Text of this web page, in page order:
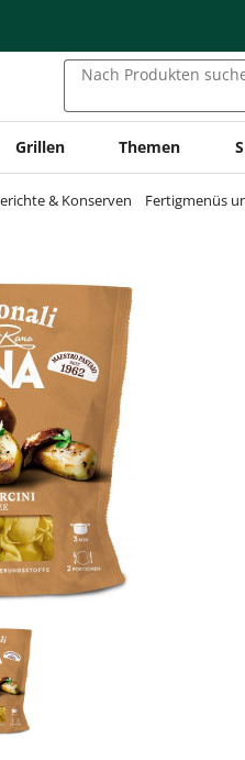
Nach Produkten
Grillen Themen
& Konserven Fertigmenüs